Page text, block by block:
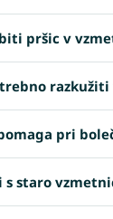
pršic v
razkužiti
pri
staro